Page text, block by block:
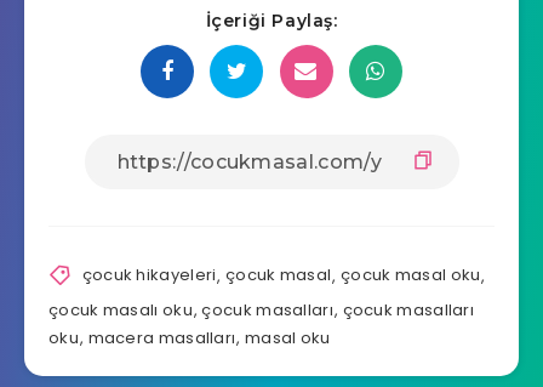
İçeriği Paylaş:
çocuk hikayeleri,çocuk masal, çocuk masal oku,
çocuk masalı oku,çocuk masalları, çocuk masalları
oku, macera masalları, masal oku